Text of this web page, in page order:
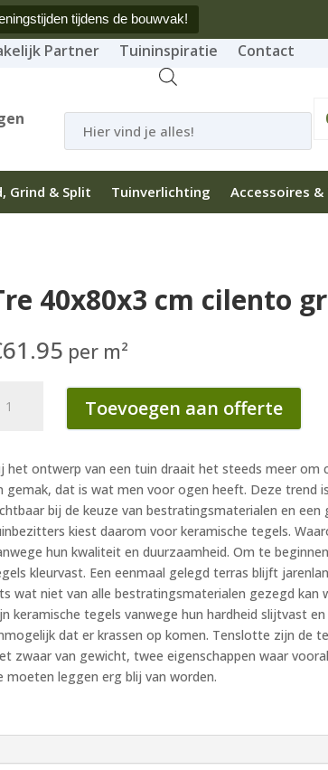
tijdens de bouwvak!
Partner Tuininspiratie Contact
zoeken
Grind & Split Tuinverlichting Accessoires
40x80x3 cm cilento
61.95 per m²
Toevoegen aan offerte
het ontwerp van een tuin draait het steeds meer om
gemak, dat is wat men voor ogen heeft. Deze trend
bij de keuze van bestratingsmaterialen en een
kiest daarom voor keramische tegels.
hun kwaliteit en duurzaamheid. Om te
kleurvast. Een eenmaal gelegd terras blijft
wat niet van alle bestratingsmaterialen gezegd kan
keramische tegels vanwege hun hardheid slijtvast
dat er krassen op komen. Tenslotte zijn de
zwaar van gewicht, twee eigenschappen waar
moeten leggen erg blij van worden.